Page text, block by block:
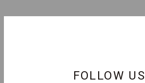
FOLLOW US